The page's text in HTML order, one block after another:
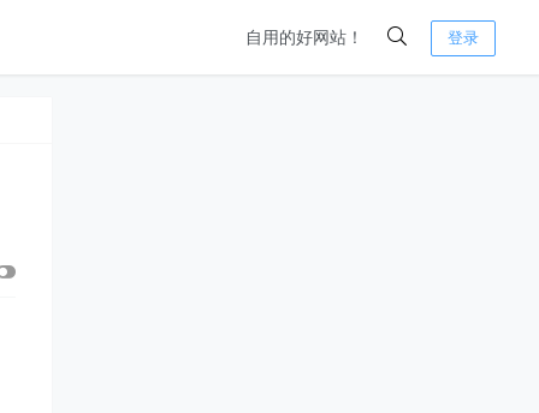
自用的好网站！ 登录